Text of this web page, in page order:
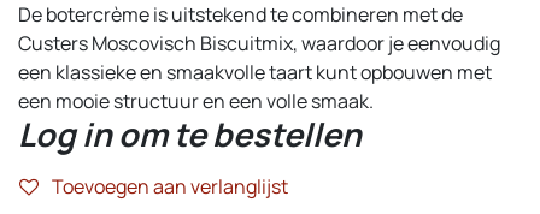
De botercrème is uitstekend te combineren met de
Custers Moscovisch Biscuitmix, waardoor je eenvoudig
een klassieke en smaakvolle taart kunt opbouwen met
een mooie structuur en een volle smaak.
Log in om te bestellen
Toevoegen aan verlanglijst